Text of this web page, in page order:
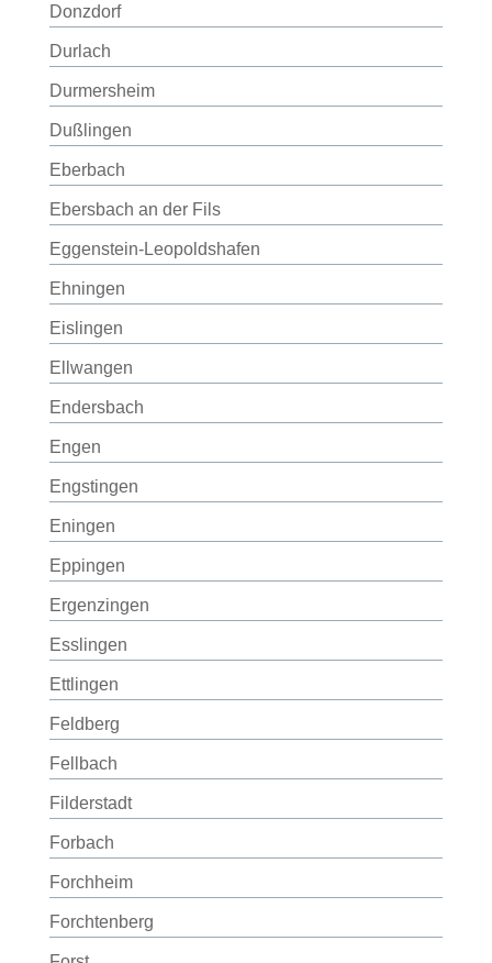
Donzdorf
Durlach
Durmersheim
Dußlingen
Eberbach
Ebersbach an der Fils
Eggenstein-Leopoldshafen
Ehningen
Eislingen
Ellwangen
Endersbach
Engen
Engstingen
Eningen
Eppingen
Ergenzingen
Esslingen
Ettlingen
Feldberg
Fellbach
Filderstadt
Forbach
Forchheim
Forchtenberg